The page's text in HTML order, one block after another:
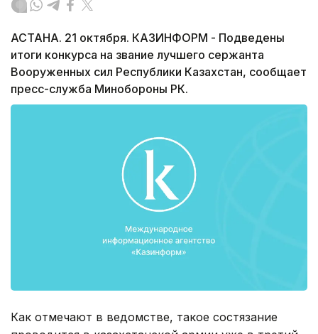
АСТАНА. 21 октября. КАЗИНФОРМ - Подведены
итоги конкурса на звание лучшего сержанта
Вооруженных сил Республики Казахстан, сообщает
пресс-служба Минобороны РК.
Как отмечают в ведомстве, такое состязание